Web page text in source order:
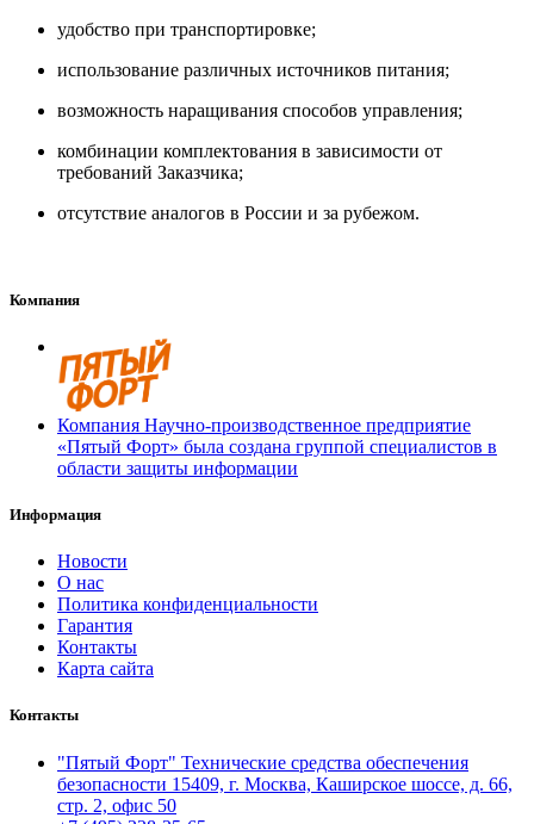
удобство при транспортировке;
использование различных источников питания;
возможность наращивания способов управления;
комбинации комплектования в зависимости от
требований Заказчика;
отсутствие аналогов в России и за рубежом.
Компания
Компания Научно-производственное предприятие
«Пятый Форт» была создана группой специалистов в
области защиты информации
Информация
Новости
О нас
Политика конфиденциальности
Гарантия
Контакты
Карта сайта
Контакты
"Пятый Форт" Технические средства обеспечения
безопасности 15409, г. Москва, Каширское шоссе, д. 66,
стр. 2, офис 50